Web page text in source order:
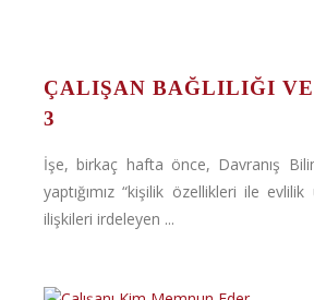
ÇALIŞAN BAĞLILIĞI
3
İşe, birkaç hafta önce, Davranış
yaptığımız “kişilik özellikleri ile evlilik
ilişkileri irdeleyen ...